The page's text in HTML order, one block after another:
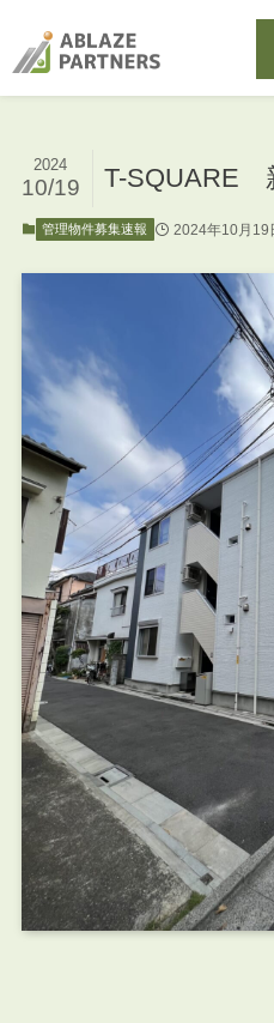
T-SQUARE
2024
10/19
管理物件募集速報 2024年10月19